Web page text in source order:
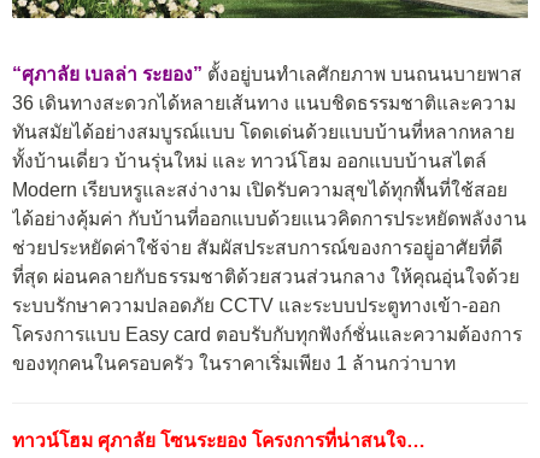
“ศุภาลัย เบลล่า ระยอง” ตั้งอยู่บนทำเลศักยภาพ บนถนนบายพาส
36 เดินทางสะดวกได้หลายเส้นทาง แนบชิดธรรมชาติและความ
ทันสมัยได้อย่างสมบูรณ์แบบ โดดเด่นด้วยแบบบ้านที่หลากหลาย
ทั้งบ้านเดี่ยว บ้านรุ่นใหม่ และ ทาวน์โฮม ออกแบบบ้านสไตล์
Modern เรียบหรูและสง่างาม เปิดรับความสุขได้ทุกพื้นที่ใช้สอย
ได้อย่างคุ้มค่า กับบ้านที่ออกแบบด้วยแนวคิดการประหยัดพลังงาน
ช่วยประหยัดค่าใช้จ่าย สัมผัสประสบการณ์ของการอยู่อาศัยที่ดี
ที่สุด ผ่อนคลายกับธรรมชาติด้วยสวนส่วนกลาง ให้คุณอุ่นใจด้วย
ระบบรักษาความปลอดภัย CCTV และระบบประตูทางเข้า-ออก
โครงการแบบ Easy card ตอบรับกับทุกฟังก์ชั่นและความต้องการ
ของทุกคนในครอบครัว ในราคาเริ่มเพียง 1 ล้านกว่าบาท
ทาวน์โฮม ศุภาลัย โซนระยอง โครงการที่น่าสนใจ…